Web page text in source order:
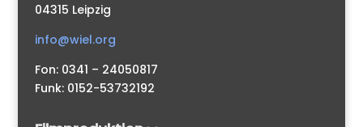
04315 Leipzig
info@wiel.org
Fon: 0341 – 24050817
Funk: 0152-53732192